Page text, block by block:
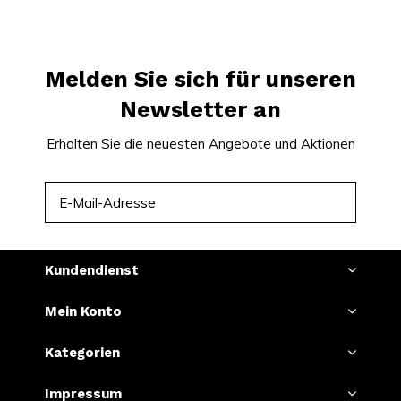
Warten Sie nicht länger und erleben Sie jetzt den
einzigartigen Geschmack und die Energie von
Melden Sie sich für unseren
Newsletter an
Erhalten Sie die neuesten Angebote und Aktionen
Kundendienst
Mein Konto
Kategorien
Impressum